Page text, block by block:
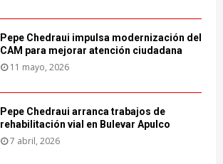
Pepe Chedraui impulsa modernización del
CAM para mejorar atención ciudadana
11 mayo, 2026
Pepe Chedraui arranca trabajos de
rehabilitación vial en Bulevar Apulco
7 abril, 2026